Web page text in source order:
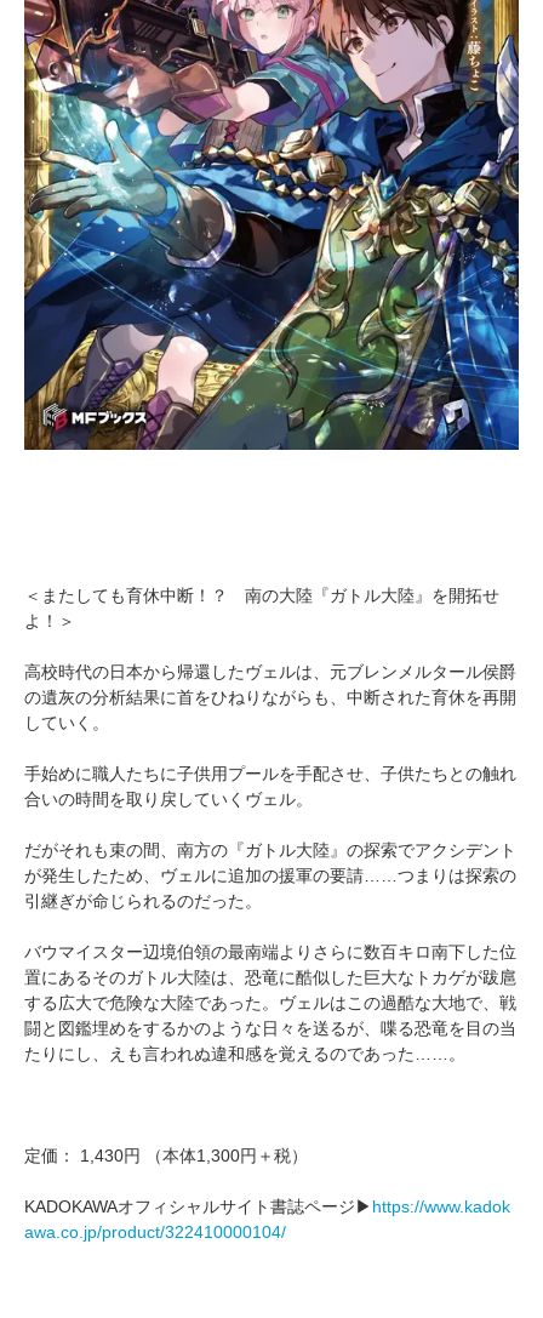
＜またしても育休中断！？ 南の大陸『ガトル大陸』を開拓せ
よ！＞
高校時代の日本から帰還したヴェルは、元ブレンメルタール侯爵
の遺灰の分析結果に首をひねりながらも、中断された育休を再開
していく。
手始めに職人たちに子供用プールを手配させ、子供たちとの触れ
合いの時間を取り戻していくヴェル。
だがそれも束の間、南方の『ガトル大陸』の探索でアクシデント
が発生したため、ヴェルに追加の援軍の要請……つまりは探索の
引継ぎが命じられるのだった。
バウマイスター辺境伯領の最南端よりさらに数百キロ南下した位
置にあるそのガトル大陸は、恐竜に酷似した巨大なトカゲが跋扈
する広大で危険な大陸であった。ヴェルはこの過酷な大地で、戦
闘と図鑑埋めをするかのような日々を送るが、喋る恐竜を目の当
たりにし、えも言われぬ違和感を覚えるのであった……。
定価： 1,430円 （本体1,300円＋税）
KADOKAWAオフィシャルサイト書誌ページ▶ https://www.kadok
awa.co.jp/product/322410000104/